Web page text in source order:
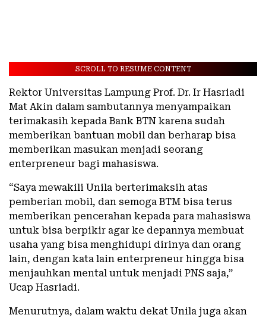
SCROLL TO RESUME CONTENT
Rektor Universitas Lampung Prof. Dr. Ir Hasriadi
Mat Akin dalam sambutannya menyampaikan
terimakasih kepada Bank BTN karena sudah
memberikan bantuan mobil dan berharap bisa
memberikan masukan menjadi seorang
enterpreneur bagi mahasiswa.
“Saya mewakili Unila berterimaksih atas
pemberian mobil, dan semoga BTM bisa terus
memberikan pencerahan kepada para mahasiswa
untuk bisa berpikir agar ke depannya membuat
usaha yang bisa menghidupi dirinya dan orang
lain, dengan kata lain enterpreneur hingga bisa
menjauhkan mental untuk menjadi PNS saja,”
Ucap Hasriadi.
Menurutnya, dalam waktu dekat Unila juga akan